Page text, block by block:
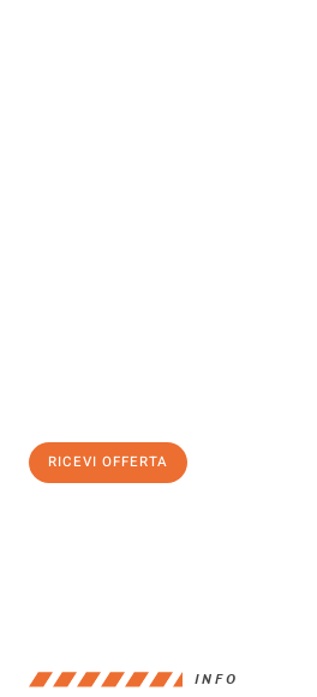
RICEVI OFFERTA
INFO